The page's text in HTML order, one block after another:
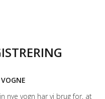
nye vogn har vi brug for, at